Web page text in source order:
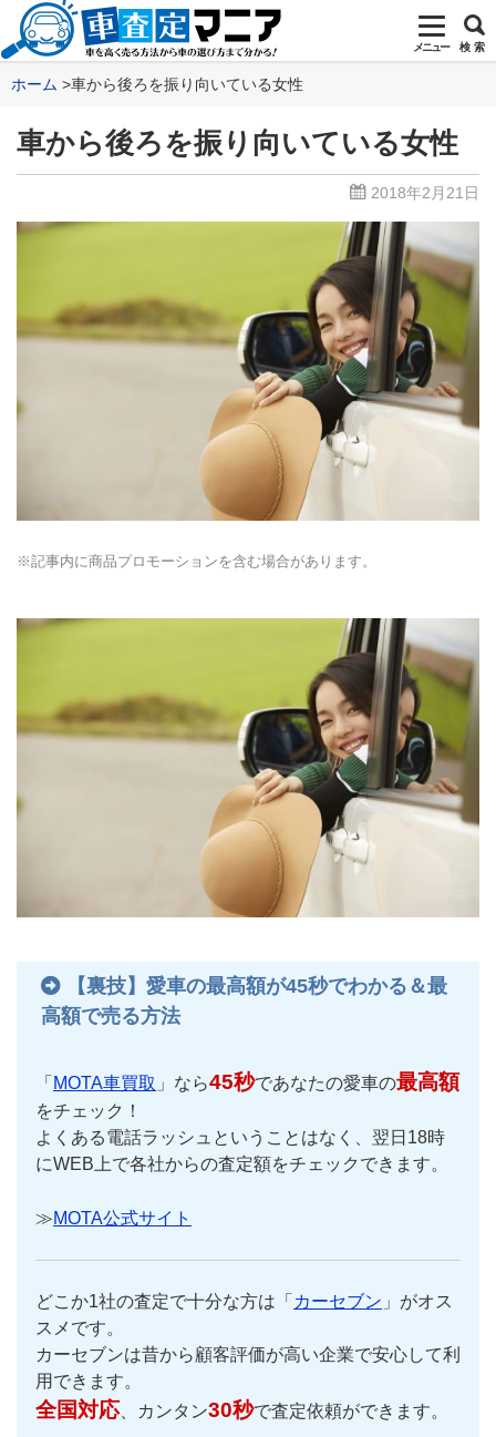
メニュー 検 索
ホーム 車から後ろを振り向いている女性
車から後ろを振り向いている女性
2018年2月21日
※記事内に商品プロモーションを含む場合があります。
【裏技】愛車の最高額が45秒でわかる＆最
高額で売る方法
「 MOTA車買取 」なら45秒であなたの愛車の最高額
をチェック！
よくある電話ラッシュということはなく、翌日18時
にWEB上で各社からの査定額をチェックできます。
≫MOTA公式サイト
どこか1社の査定で十分な方は「 カーセブン 」がオス
スメです。
カーセブンは昔から顧客評価が高い企業で安心して利
用できます。
全国対応、カンタン30秒で査定依頼ができます。